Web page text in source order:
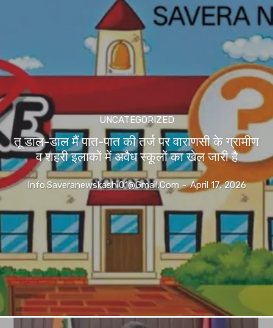
UNCATEGORIZED
तू डाल-डाल मैं पात-पात की तर्ज पर वाराणसी के ग्रामीण
व शहरी इलाकों में अवैध स्कूलों का खेल जारी है
Info.saveranewskashi01@gmail.com - April 17, 2026